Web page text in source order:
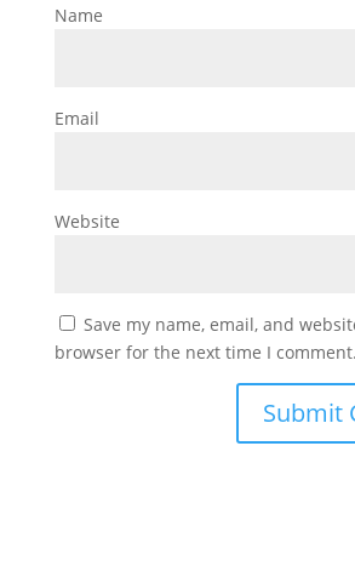
Name
Email
Website
Save my name, email, and
browser for the next time I comment.